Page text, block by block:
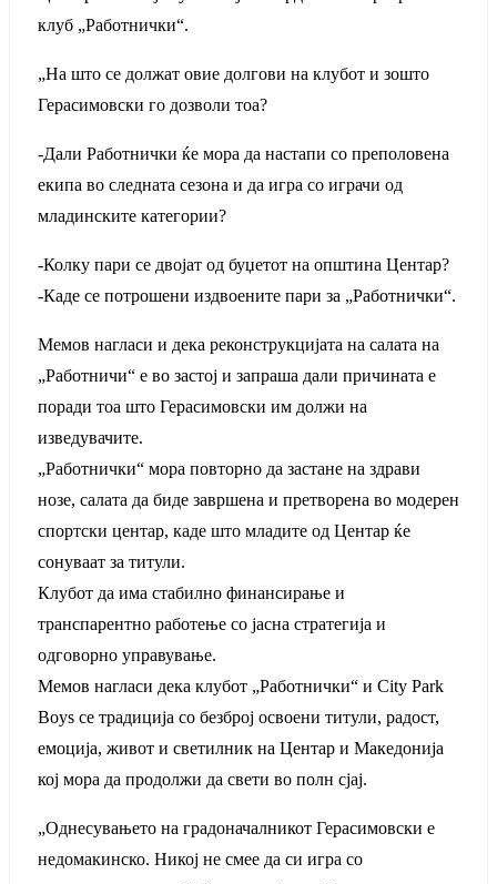
клуб „Работнички“.
„На што се должат овие долгови на клубот и зошто
Герасимовски го дозволи тоа?
-Дали Работнички ќе мора да настапи со преполовена
екипа во следната сезона и да игра со играчи од
младинските категории?
-Колку пари се двојат од буџетот на општина Центар?
-Каде се потрошени издвоените пари за „Работнички“.
Мемов нагласи и дека реконструкцијата на салата на
„Работничи“ е во застој и запраша дали причината е
поради тоа што Герасимовски им должи на
изведувачите.
„Работнички“ мора повторно да застане на здрави
нозе, салата да биде завршена и претворена во модерен
спортски центар, каде што младите од Центар ќе
сонуваат за титули.
Клубот да има стабилно финансирање и
транспарентно работење со јасна стратегија и
одговорно управување.
Мемов нагласи дека клубот „Работнички“ и City Park
Boys се традиција со безброј освоени титули, радост,
емоција, живот и светилник на Центар и Македонија
кој мора да продолжи да свети во полн сјај.
„Однесувањето на градоначалникот Герасимовски е
недомакинско. Никој не смее да си игра со